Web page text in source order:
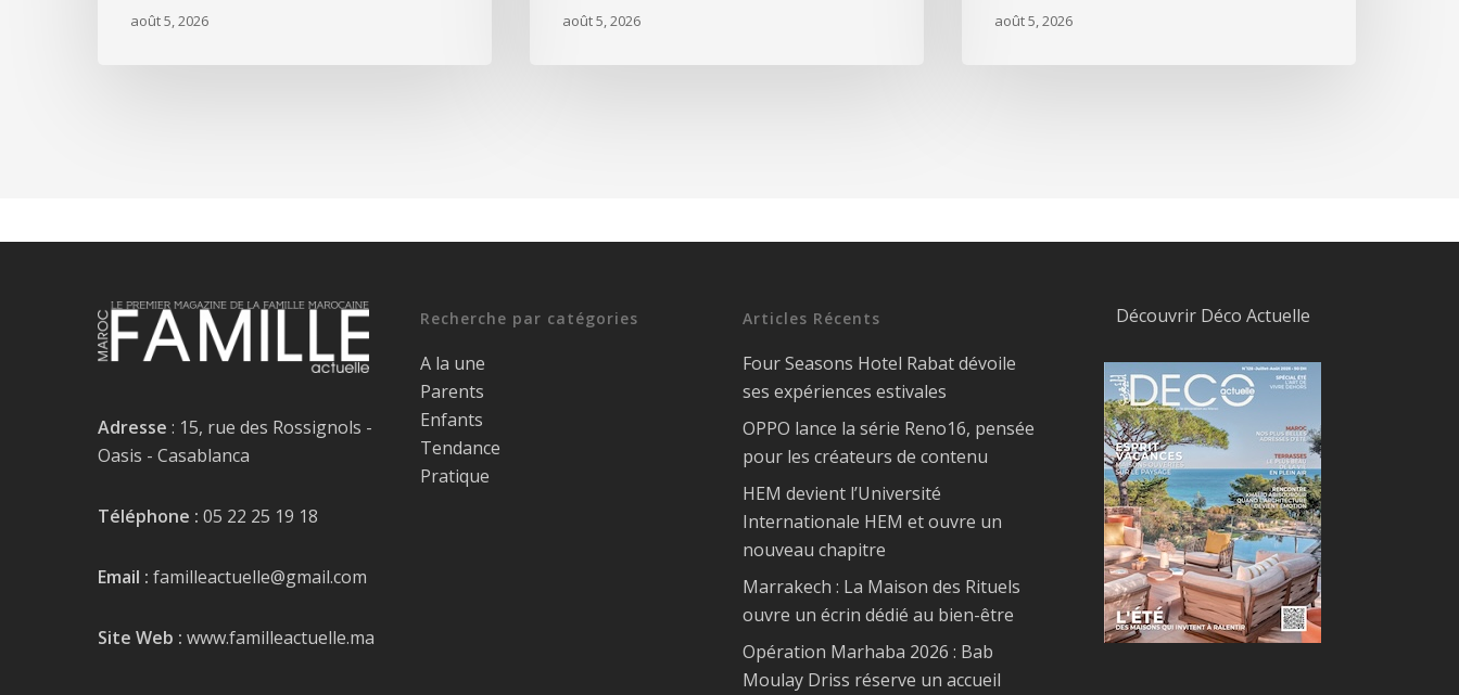
août 5, 2026 août 5, 2026 août 5, 2026
Adresse : 15, rue des Rossignols -
Oasis - Casablanca
Téléphone : 05 22 25 19 18
Email : familleactuelle@gmail.com
Site Web : www.familleactuelle.ma
Recherche par catégories
A la une
Parents
Enfants
Tendance
Pratique
Articles Récents
Four Seasons Hotel Rabat dévoile
ses expériences estivales
OPPO lance la série Reno16, pensée
pour les créateurs de contenu
HEM devient l’Université
Internationale HEM et ouvre un
nouveau chapitre
Marrakech : La Maison des Rituels
ouvre un écrin dédié au bien-être
Opération Marhaba 2026 : Bab
Moulay Driss réserve un accueil
Découvrir Déco Actuelle